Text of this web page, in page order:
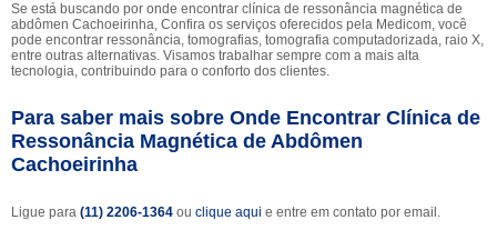
Se está buscando por onde encontrar clínica de ressonância magnética de
abdômen Cachoeirinha, Confira os serviços oferecidos pela Medicom, você
pode encontrar ressonância, tomografias, tomografia computadorizada, raio X,
entre outras alternativas. Visamos trabalhar sempre com a mais alta
tecnologia, contribuindo para o conforto dos clientes.
Para saber mais sobre Onde Encontrar Clínica de
Ressonância Magnética de Abdômen
Cachoeirinha
Ligue para (11) 2206-1364 ou clique aqui e entre em contato por email.